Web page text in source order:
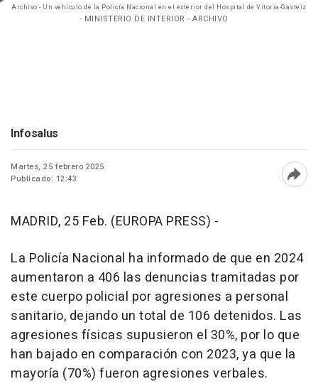
Archivo - Un vehículo de la Policía Nacional en el exterior del Hospital de Vitoria-Gasteiz
- MINISTERIO DE INTERIOR - ARCHIVO
Infosalus
Martes, 25 febrero 2025
Publicado: 12:43
MADRID, 25 Feb. (EUROPA PRESS) -
La Policía Nacional ha informado de que en 2024
aumentaron a 406 las denuncias tramitadas por
este cuerpo policial por agresiones a personal
sanitario, dejando un total de 106 detenidos. Las
agresiones físicas supusieron el 30%, por lo que
han bajado en comparación con 2023, ya que la
mayoría (70%) fueron agresiones verbales.